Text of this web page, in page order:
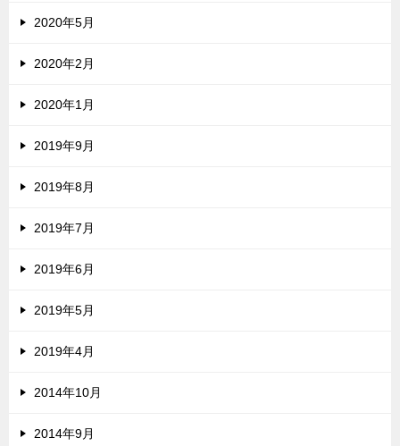
2020年5月
2020年2月
2020年1月
2019年9月
2019年8月
2019年7月
2019年6月
2019年5月
2019年4月
2014年10月
2014年9月